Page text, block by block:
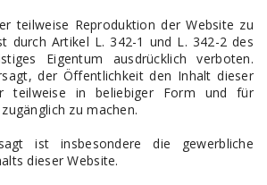
teilweise Reproduktion der Website zu
durch Artikel L. 342-1 und L. 342-2 des
Eigentum ausdrücklich verboten.
der Öffentlichkeit den Inhalt dieser
teilweise in beliebiger Form und für
zu machen.
ist insbesondere die gewerbliche
dieser Website.